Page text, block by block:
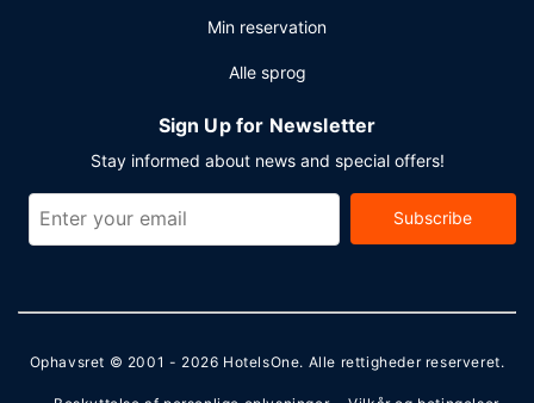
Min reservation
Alle sprog
Sign Up for Newsletter
Stay informed about news and special offers!
Subscribe
Ophavsret © 2001 - 2026 HotelsOne. Alle rettigheder reserveret.